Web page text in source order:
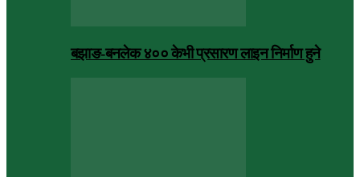
बझाङ-बनलेक ४०० केभी प्रसारण लाइन निर्माण हुने